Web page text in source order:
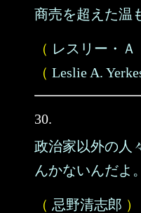
商売を超えた温
（ レスリー・Ａ
（ Leslie A.
30.
政治家以外の人
んかないんだよ。
（ 忌野清志郎 ）